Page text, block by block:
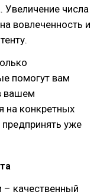
Увеличение числа
вовлеченность и
помогут вам
вашем
на конкретных
уже
– качественный